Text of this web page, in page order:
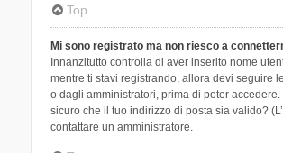
Top
Mi sono registrato ma non riesco a
Innanzitutto controlla di aver inserito nome
mentre ti stavi registrando, allora devi seguire
o dagli amministratori, prima di poter
sicuro che il tuo indirizzo di posta sia valido?
contattare un amministratore.